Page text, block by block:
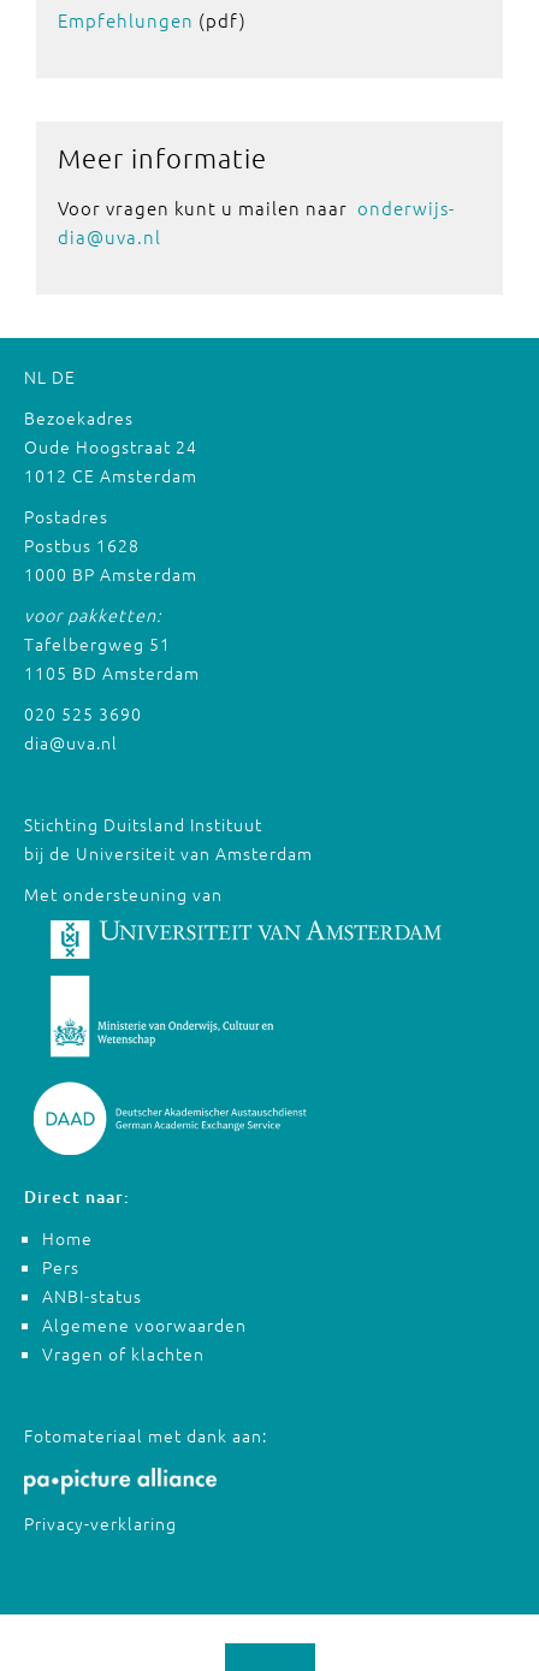
Empfehlungen (pdf)
Meer informatie
Voor vragen kunt u mailen naar onderwijs-
dia@uva.nl
NL DE
Bezoekadres
Oude Hoogstraat 24
1012 CE Amsterdam
Postadres
Postbus 1628
1000 BP Amsterdam
voor pakketten:
Tafelbergweg 51
1105 BD Amsterdam
020 525 3690
dia@uva.nl
Stichting Duitsland Instituut
bij de Universiteit van Amsterdam
Met ondersteuning van
Direct naar:
Home
Pers
ANBI-status
Algemene voorwaarden
Vragen of klachten
Fotomateriaal met dank aan:
Privacy-verklaring